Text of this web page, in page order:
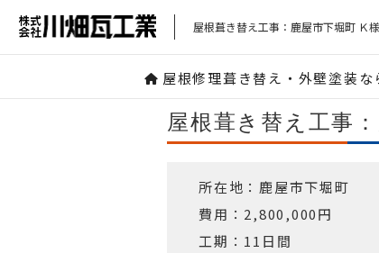
屋根葺き替え工事：鹿屋市下堀町 Ｋ
屋根修理葺き替え・外壁塗装
屋根葺き替え工事
所在地：鹿屋市下堀町
費用：2,800,000円
工期：11日間